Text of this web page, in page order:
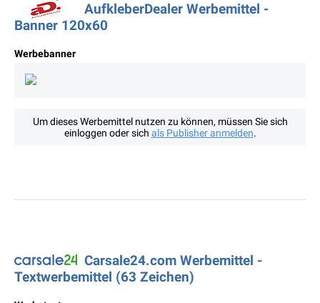
AufkleberDealer Werbemittel -
Banner 120x60
Werbebanner
Um dieses Werbemittel nutzen zu können, müssen Sie sich
einloggen oder sich als Publisher anmelden.
Carsale24.com Werbemittel -
Textwerbemittel (63 Zeichen)